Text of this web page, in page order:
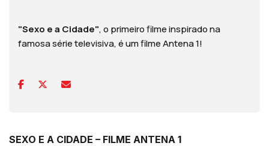
"Sexo e a Cidade", o primeiro filme inspirado na
famosa série televisiva, é um filme Antena 1!
SEXO E A CIDADE – FILME ANTENA 1